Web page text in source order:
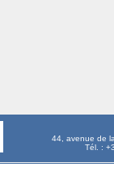
44, avenue de
Tél. :